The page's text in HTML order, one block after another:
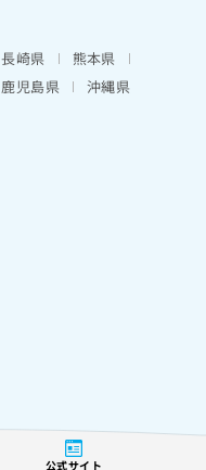
公式サイト
長崎県
熊本県
鹿児島県 沖縄県